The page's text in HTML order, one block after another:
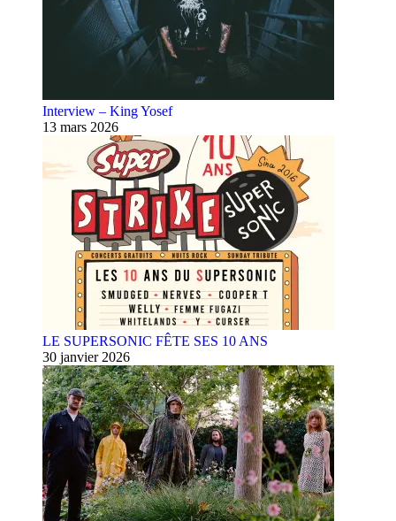
Interview – King Yosef
13 mars 2026
LE SUPERSONIC FÊTE SES 10 ANS
30 janvier 2026